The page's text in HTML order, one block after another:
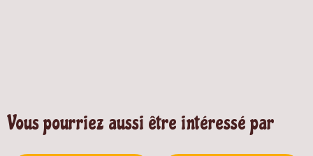
Vous pourriez aussi être intéressé par